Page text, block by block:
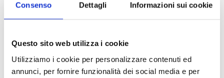
Consenso Dettagli Informazioni sui cookie
Questo sito web utilizza i cookie
Utilizziamo i cookie per personalizzare contenuti ed
annunci, per fornire funzionalità dei social media e per